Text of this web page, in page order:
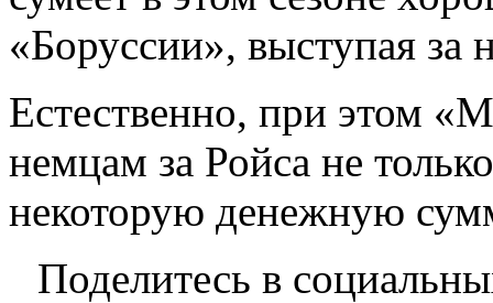
«Боруссии», выступая за
Естественно, при этом
немцам за Ройса не
некоторую денежную
Поделитесь в